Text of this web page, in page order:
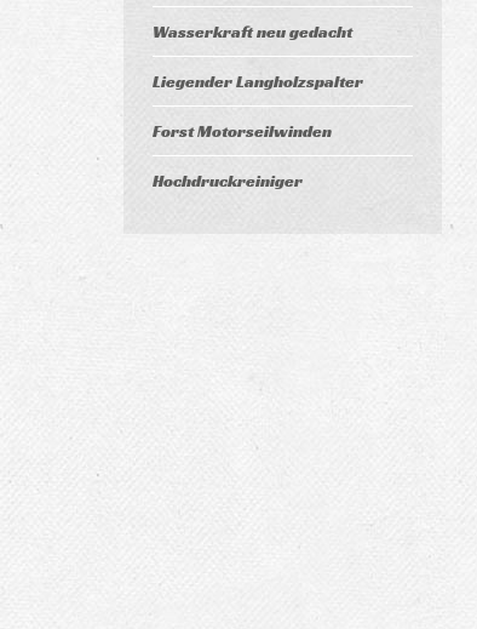
Wasserkraft neu gedacht
Liegender Langholzspalter
Forst Motorseilwinden
Hochdruckreiniger